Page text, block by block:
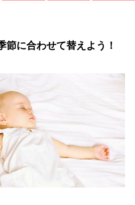
節に合わせて替えよう！